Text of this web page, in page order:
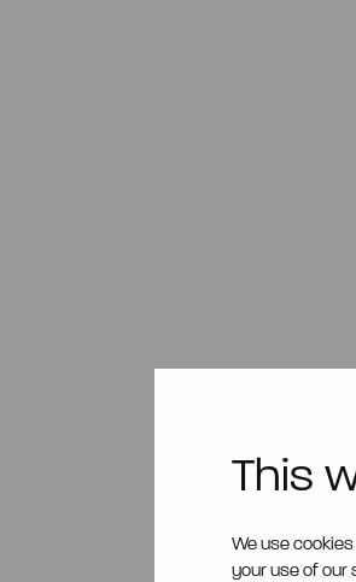
This
We use
your use of our